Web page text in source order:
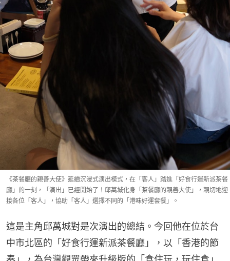
《茶餐廳的親善大使》延續沉浸式演出模式，在「客人」踏進「好食行運新派茶餐
廳」的一刻，「演出」已經開始了！邱萬城化身「茶餐廳的親善大使」，親切地迎
接各位「客人」，協助「客人」選擇不同的「港味好運套餐」。
這是主角邱萬城對是次演出的總結。今回他在位於台
中市北區的「好食行運新派茶餐廳」，以「香港的節